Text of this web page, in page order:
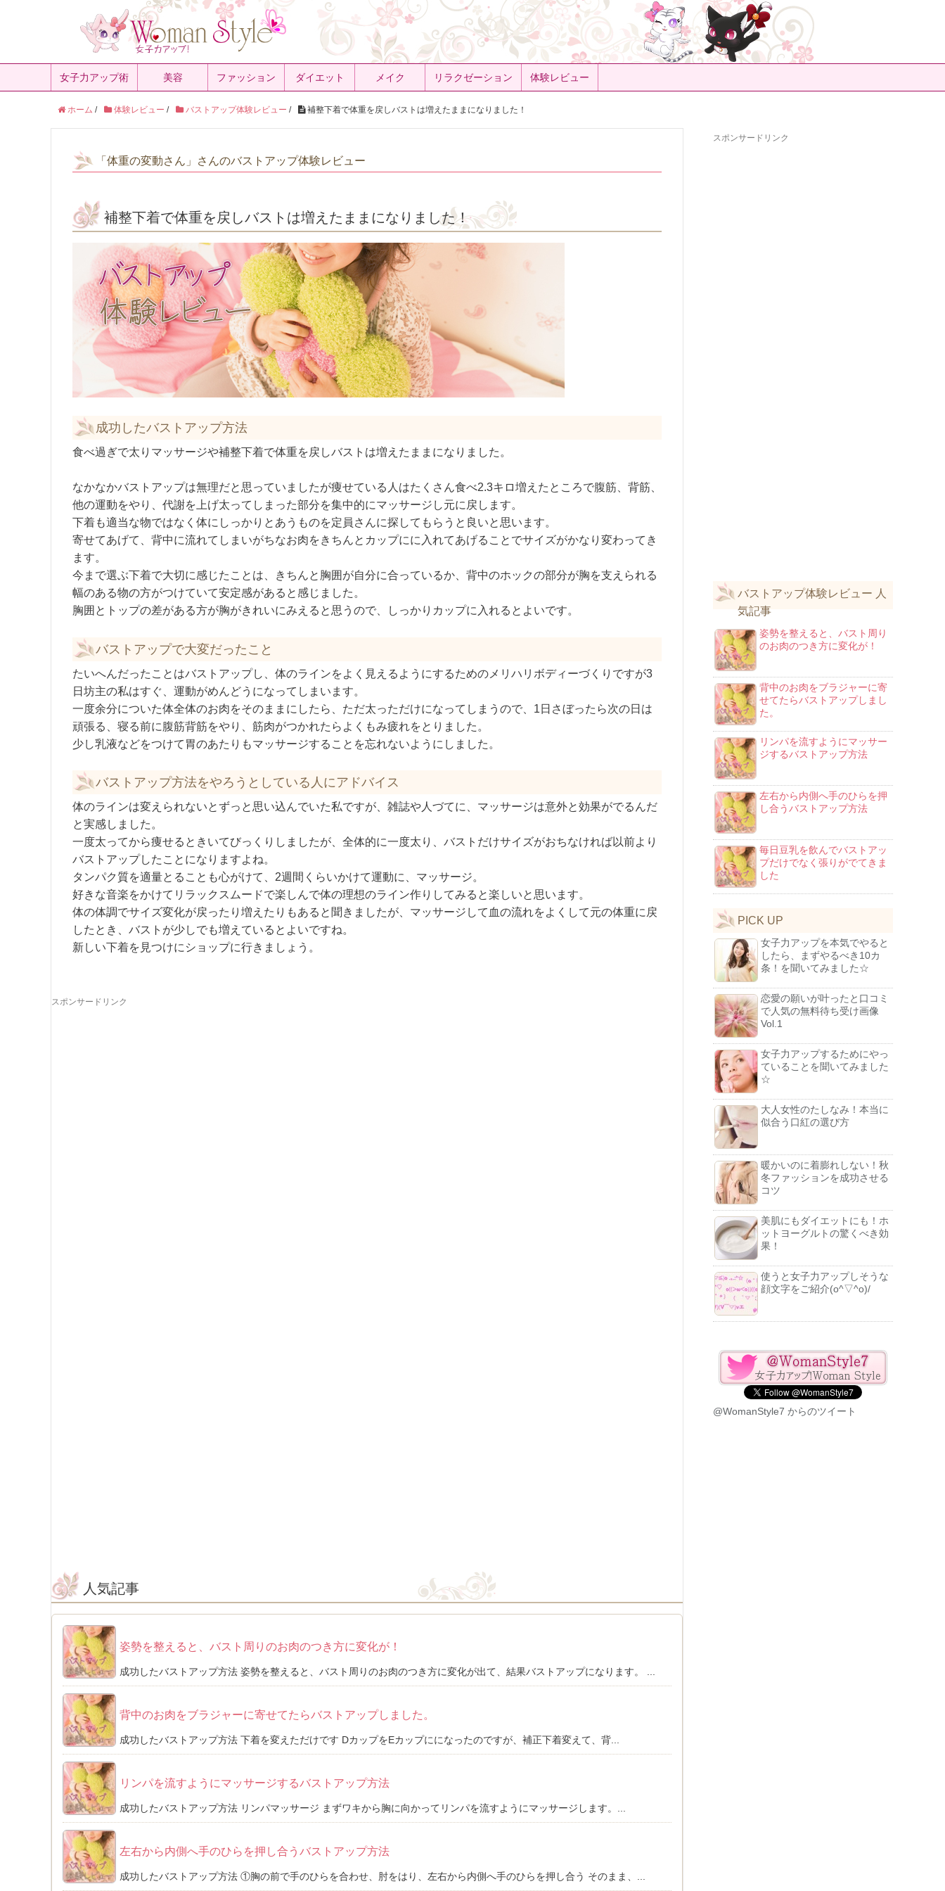
女子力アップ術 美容 ファッション ダイエット メイク リラクゼーション 体験レビュー
ホーム / 体験レビュー / バストアップ体験レビュー / 補整下着で体重を戻しバストは増えたままになりました！
「体重の変動さん」さんのバストアップ体験レビュー
補整下着で体重を戻しバストは増えたままになりました！
成功したバストアップ方法
食べ過ぎで太りマッサージや補整下着で体重を戻しバストは増えたままになりました。
なかなかバストアップは無理だと思っていましたが痩せている人はたくさん食べ2.3キロ増えたところで腹筋、背筋、
他の運動をやり、代謝を上げ太ってしまった部分を集中的にマッサージし元に戻します。
下着も適当な物ではなく体にしっかりとあうものを定員さんに探してもらうと良いと思います。
寄せてあげて、背中に流れてしまいがちなお肉をきちんとカップにに入れてあげることでサイズがかなり変わってき
ます。
今まで選ぶ下着で大切に感じたことは、きちんと胸囲が自分に合っているか、背中のホックの部分が胸を支えられる
幅のある物の方がつけていて安定感があると感じました。
胸囲とトップの差がある方が胸がきれいにみえると思うので、しっかりカップに入れるとよいです。
バストアップで大変だったこと
たいへんだったことはバストアップし、体のラインをよく見えるようにするためのメリハリボディーづくりですが3
日坊主の私はすぐ、運動がめんどうになってしまいます。
一度余分についた体全体のお肉をそのままにしたら、ただ太っただけになってしまうので、1日さぼったら次の日は
頑張る、寝る前に腹筋背筋をやり、筋肉がつかれたらよくもみ疲れをとりました。
少し乳液などをつけて胃のあたりもマッサージすることを忘れないようにしました。
バストアップ方法をやろうとしている人にアドバイス
体のラインは変えられないとずっと思い込んでいた私ですが、雑誌や人づてに、マッサージは意外と効果がでるんだ
と実感しました。
一度太ってから痩せるときいてびっくりしましたが、全体的に一度太り、バストだけサイズがおちなければ以前より
バストアップしたことになりますよね。
タンパク質を適量とることも心がけて、2週間くらいかけて運動に、マッサージ。
好きな音楽をかけてリラックスムードで楽しんで体の理想のライン作りしてみると楽しいと思います。
体の体調でサイズ変化が戻ったり増えたりもあると聞きましたが、マッサージして血の流れをよくして元の体重に戻
したとき、バストが少しでも増えているとよいですね。
新しい下着を見つけにショップに行きましょう。
スポンサードリンク
人気記事
姿勢を整えると、バスト周りのお肉のつき方に変化が！
成功したバストアップ方法 姿勢を整えると、バスト周りのお肉のつき方に変化が出て、結果バストアップになります。 ...
背中のお肉をブラジャーに寄せてたらバストアップしました。
成功したバストアップ方法 下着を変えただけです DカップをEカップにになったのですが、補正下着変えて、背...
リンパを流すようにマッサージするバストアップ方法
成功したバストアップ方法 リンパマッサージ まずワキから胸に向かってリンパを流すようにマッサージします。...
左右から内側へ手のひらを押し合うバストアップ方法
成功したバストアップ方法 ①胸の前で手のひらを合わせ、肘をはり、左右から内側へ手のひらを押し合う そのまま、...
スポンサードリンク
バストアップ体験レビュー 人
気記事
姿勢を整えると、バスト周り
のお肉のつき方に変化が！
背中のお肉をブラジャーに寄
せてたらバストアップしまし
た。
リンパを流すようにマッサー
ジするバストアップ方法
左右から内側へ手のひらを押
し合うバストアップ方法
毎日豆乳を飲んでバストアッ
プだけでなく張りがでてきま
した
PICK UP
女子力アップを本気でやると
したら、まずやるべき10カ
条！を聞いてみました☆
恋愛の願いが叶ったと口コミ
で人気の無料待ち受け画像
Vol.1
女子力アップするためにやっ
ていることを聞いてみました
☆
大人女性のたしなみ！本当に
似合う口紅の選び方
暖かいのに着膨れしない！秋
冬ファッションを成功させる
コツ
美肌にもダイエットにも！ホ
ットヨーグルトの驚くべき効
果！
使うと女子力アップしそうな
顔文字をご紹介(o^▽^o)/
@WomanStyle7 からのツイート